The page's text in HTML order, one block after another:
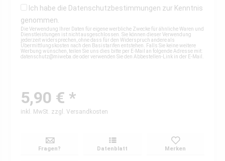
Ich habe die Datenschutzbestimmungen zur Kenntnis
genommen.
Die Verwendung Ihrer Daten für eigene werbliche Zwecke für ähnliche Waren und
Dienstleistungen ist nicht ausgeschlossen. Sie können dieser Verwendung
jederzeit widersprechen, ohne dass für den Widerspruch andere als
Übermittlungskosten nach den Basistarifen entstehen. Falls Sie keine weitere
Werbung wünschen, teilen Sie uns dies bitte per E-Mail an folgende Adresse mit:
datenschutz@miweba.deoder verwenden Sie den Abbestellen-Link in der E-Mail.
5,90 € *
inkl. MwSt. zzgl. Versandkosten
Fragen? Datenblatt Merken